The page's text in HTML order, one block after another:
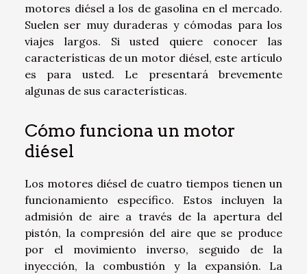
motores diésel a los de gasolina en el mercado.
Suelen ser muy duraderas y cómodas para los
viajes largos. Si usted quiere conocer las
características de un motor diésel, este artículo
es para usted. Le presentará brevemente
algunas de sus características.
Cómo funciona un motor
diésel
Los motores diésel de cuatro tiempos tienen un
funcionamiento específico. Estos incluyen la
admisión de aire a través de la apertura del
pistón, la compresión del aire que se produce
por el movimiento inverso, seguido de la
inyección, la combustión y la expansión. La